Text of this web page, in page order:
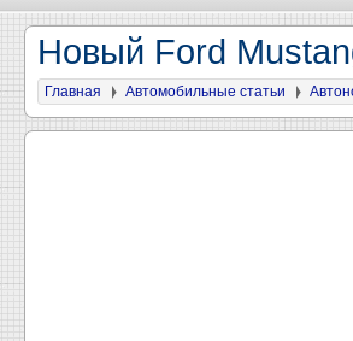
Новый Ford
Главная Автомобильные статьи